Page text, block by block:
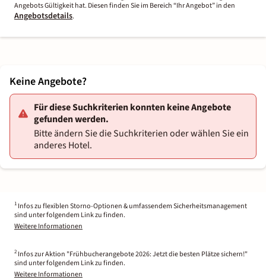
Angebots Gültigkeit hat. Diesen finden Sie im Bereich “Ihr Angebot” in den
Angebotsdetails.
Keine Angebote?
Für diese Suchkriterien konnten keine Angebote
gefunden werden.
Bitte ändern Sie die Suchkriterien oder wählen Sie ein
anderes Hotel.
1 Infos zu flexiblen Storno-Optionen & umfassendem Sicherheitsmanagement
sind unter folgendem Link zu finden.
Weitere Informationen
2 Infos zur Aktion "Frühbucherangebote 2026: Jetzt die besten Plätze sichern!"
sind unter folgendem Link zu finden.
Weitere Informationen